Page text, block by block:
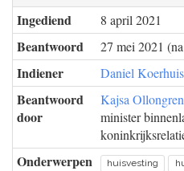
Ingediend 8 april 2021
Beantwoord 27 mei 2021
Indiener Daniel Koerhuis
Beantwoord
door
Kajsa Ollongren
minister
Onderwerpen huisvesting